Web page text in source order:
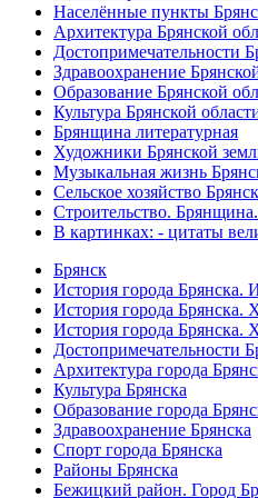
Населённые пункты
Архитектура Брянской
Достопримечательности
Здравоохранение
Образование Брянской
Культура Брянской
Брянщина литературная
Художники Брянской
Музыкальная жизнь
Сельское хозяйство
Строительство. Брянщина.
В картинках: - цитаты
Брянск
История города Брянска.
История города Брянска.
История города Брянска.
Достопримечательности
Архитектура города
Культура Брянска
Образование города
Здравоохранение Брянска
Спорт города Брянска
Районы Брянска
Бежицкий район. Город